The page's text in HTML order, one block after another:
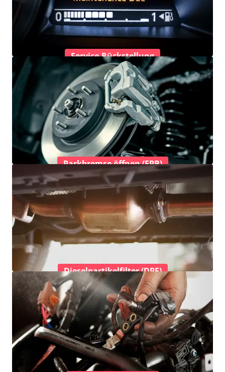
Service-Rückstellung
Parkbremse öffnen (EPB)
Dieselpartikelfilter (DPF)